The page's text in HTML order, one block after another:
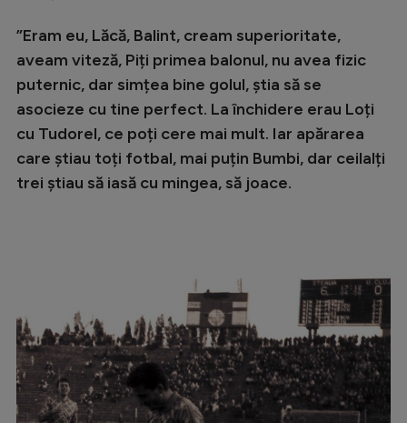
Formula 1
Gimnastică
Auto
Rugby
Ciclism
Intră în cont
”Eram eu, Lăcă, Balint, cream superioritate,
aveam viteză, Piți primea balonul, nu avea fizic
puternic, dar simțea bine golul, știa să se
asocieze cu tine perfect. La închidere erau Loți
cu Tudorel, ce poți cere mai mult. Iar apărarea
care știau toți fotbal, mai puțin Bumbi, dar ceilalți
trei știau să iasă cu mingea, să joace.